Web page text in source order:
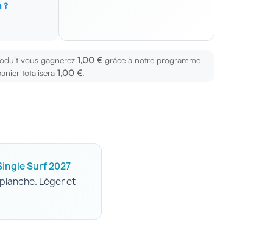
?
vous gagnerez1,00 € grâce à notre programme
totalisera1,00 €.
Surf 2027
Léger et